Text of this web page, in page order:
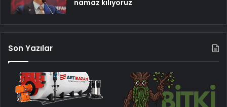
namaz kılıyoruz
Son Yazılar